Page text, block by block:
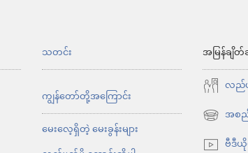
သတင်း
ကျွန်တော်တို့အကြောင်း
မေးလေ့ရှိတဲ့ မေးခွန်းများ
အမြန်ချိ
လည်
အစည်
(window
အသစ်ဗီဒီယို